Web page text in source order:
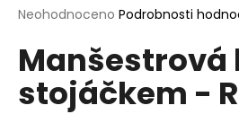
Průměrné
produktu
je
z
Neohodnoceno Podrobnosti
Manšestrová
stojáčkem -
a
j
í
t